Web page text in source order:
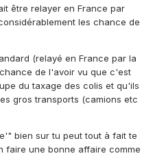
être relayer en France par
les chance de
(relayé en France par la
de l'avoir vu que c'est
du taxage des colis et qu'ils
gros transports (camions etc
bien sur tu peut tout à fait te
faire une bonne affaire comme